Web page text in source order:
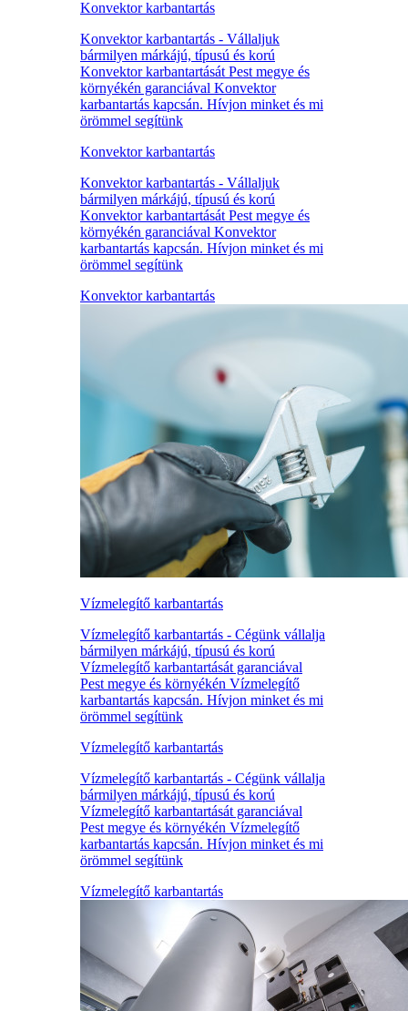
Konvektor karbantartás
Konvektor karbantartás - Vállaljuk
bármilyen márkájú, típusú és korú
Konvektor karbantartását Pest megye és
környékén garanciával Konvektor
karbantartás kapcsán. Hívjon minket és mi
örömmel segítünk
Konvektor karbantartás
Konvektor karbantartás - Vállaljuk
bármilyen márkájú, típusú és korú
Konvektor karbantartását Pest megye és
környékén garanciával Konvektor
karbantartás kapcsán. Hívjon minket és mi
örömmel segítünk
Konvektor karbantartás
Vízmelegítő karbantartás
Vízmelegítő karbantartás - Cégünk vállalja
bármilyen márkájú, típusú és korú
Vízmelegítő karbantartását garanciával
Pest megye és környékén Vízmelegítő
karbantartás kapcsán. Hívjon minket és mi
örömmel segítünk
Vízmelegítő karbantartás
Vízmelegítő karbantartás - Cégünk vállalja
bármilyen márkájú, típusú és korú
Vízmelegítő karbantartását garanciával
Pest megye és környékén Vízmelegítő
karbantartás kapcsán. Hívjon minket és mi
örömmel segítünk
Vízmelegítő karbantartás